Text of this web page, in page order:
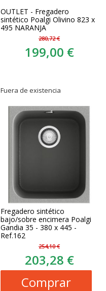
OUTLET - Fregadero
sintético Poalgi Olivino 823 x
495 NARANJA
280,72 €
199,00 €
Fuera de existencia
Fregadero sintético
bajo/sobre encimera Poalgi
Gandia 35 - 380 x 445 -
Ref.162
254,10 €
203,28 €
Comprar